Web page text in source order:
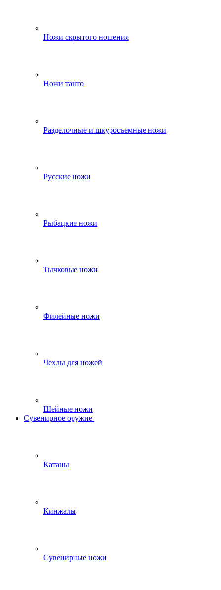
Ножи скрытого ношения
Ножи танто
Разделочные и шкуросъемные ножи
Русские ножи
Рыбацкие ножи
Тычковые ножи
Филейные ножи
Чехлы для ножей
Шейные ножи
Сувенирное оружие
Катаны
Кинжалы
Сувенирные ножи